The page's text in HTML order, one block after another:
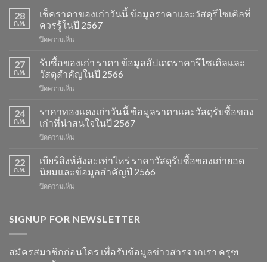
28
ก.พ.
เช็คราคาของเก่าวันนี้ ข้อมูลราคาและวัสดุรีไซเคิลที่
ควรรู้ในปี 2567
ปิดความเห็น
ราคา
ของ
เก่า
วัน
ข้อมูล
ราคา
วัสดุ
ที่
ควร
27
ก.พ.
รับซื้อของเก่า ราคา ข้อมูลอัปเดตราคารีไซเคิลและ
วัสดุสำคัญในปี 2566
ปิดความเห็น
ของ
เก่า
ราคา
อัปเดต
ราคา
รีไซเคิล
และ
ในปี
24
ก.พ.
ราคาทองแดงเก่าวันนี้ ข้อมูลราคาและวัสดุรับซื้อของ
เก่าที่น่าสนใจในปี 2567
ปิดความเห็น
ทองแดง
เก่า
วัน
นี้
และ
ซื้อ
22
ก.พ.
เบียร์สิงห์ลังละเท่าไหร่ ราคาวัสดุรับซื้อของเก่ายอด
นิยมและข้อมูลสำคัญปี 2566
ปิดความเห็น
ลัง
ไหร่
ราคา
SIGNUP FOR NEWSLETTER
สมัครสมาชิกก่อนใคร เพื่อรับข้อมูลข่าวสารจากเรา ครุฑ